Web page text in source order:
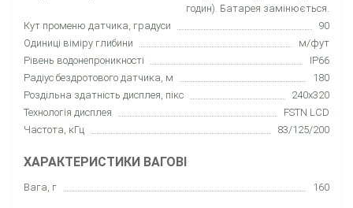
годин). Батарея замінюється.
Кут променю датчика, градуси
90
Одиниці віміру глибини
м/фут
Рівень водонепроникності
IP66
Радіус бездротового датчика, м
180
Роздільна здатність дисплея, пікс
240x320
Технологія дисплея
FSTN LCD
Частота, кГц
83/125/200
ХАРАКТЕРИСТИКИ ВАГОВІ
Вага, г 160